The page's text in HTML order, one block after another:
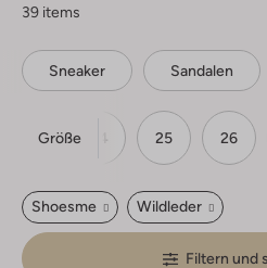
39 items
Sneaker Sandalen
Größe
23 24 25 26
Shoesme Wildleder
Filtern und